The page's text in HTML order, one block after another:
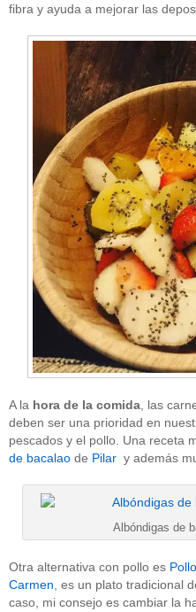
fibra y ayuda a mejorar las
A la hora de la comida , las
deben ser una prioridad en
pescados y el pollo. Una receta
de bacalao de Pilar y además
Albóndigas de
Otra alternativa con pollo es
Carmen , es un plato tradicional
caso, mi consejo es cambiar la